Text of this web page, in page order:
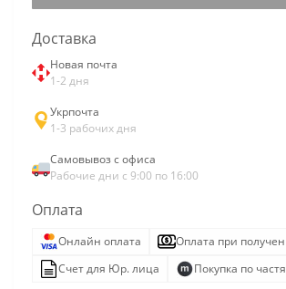
Доставка
Новая почта
1-2 дня
Укрпочта
1-3 рабочих дня
Самовывоз с офиса
Рабочие дни с 9:00 по 16:00
Оплата
Онлайн оплата
Оплата при
Счет для Юр. лица
Покупка по